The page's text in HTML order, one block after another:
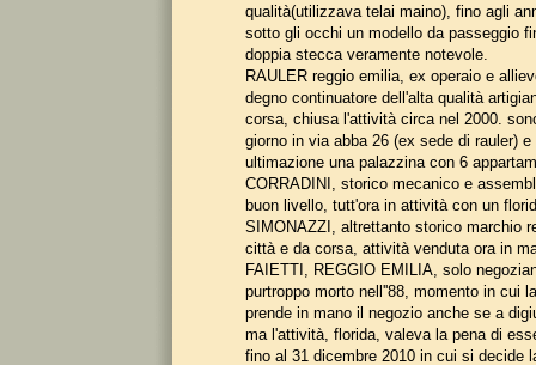
qualità(utilizzava telai maino), fino agli
sotto gli occhi un modello da passeggio
doppia stecca veramente notevole.
RAULER reggio emilia, ex operaio e
degno continuatore dell'alta qualità
corsa, chiusa l'attività circa nel 2000.
giorno in via abba 26 (ex sede di rauler)
ultimazione una palazzina con 6
CORRADINI, storico mecanico e
buon livello, tutt'ora in attività con un
SIMONAZZI, altrettanto storico marchio
città e da corsa, attività venduta ora in
FAIETTI, REGGIO EMILIA, solo
purtroppo morto nell''88, momento in cui
prende in mano il negozio anche se a
ma l'attività, florida, valeva la pena di
fino al 31 dicembre 2010 in cui si decide